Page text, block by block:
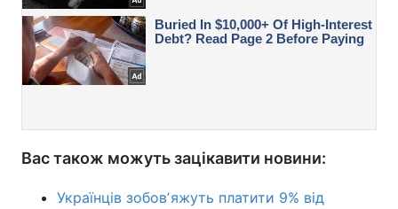
Вас також можуть зацікавити новини:
Українців зобовʼяжуть платити 9% від